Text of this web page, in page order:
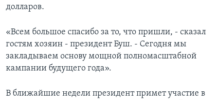
долларов.
«Всем большое спасибо за то, что пришли, - сказал
гостям хозяин - президент Буш. - Сегодня мы
закладываем основу мощной полномасштабной
кампании будущего года».
В ближайшие недели президент примет участие в